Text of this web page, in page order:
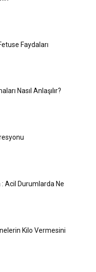
Faydaları
Nasıl Anlaşılır?
Acil Durumlarda Ne
Kilo Vermesini